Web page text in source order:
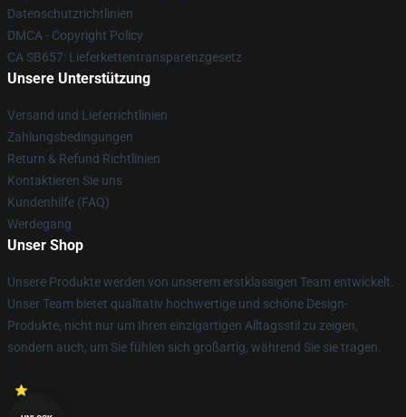
Datenschutzrichtlinien
DMCA - Copyright Policy
CA SB657: Lieferkettentransparenzgesetz
Unsere Unterstützung
Versand und Lieferrichtlinien
Zahlungsbedingungen
Return & Refund Richtlinien
Kontaktieren Sie uns
Kundenhilfe (FAQ)
Werdegang
Unser Shop
Unsere Produkte werden von unserem erstklassigen Team entwickelt.
Unser Team bietet qualitativ hochwertige und schöne Design-
Produkte, nicht nur um Ihren einzigartigen Alltagsstil zu zeigen,
sondern auch, um Sie fühlen sich großartig, während Sie sie tragen.